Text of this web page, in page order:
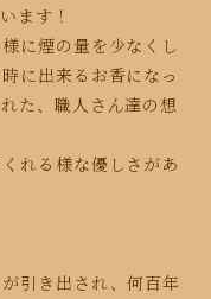
ます！
に煙の量を少なくし
に出来るお香になっ
た、 職人さん達の想
れる様な優しさがあ
引き出され、何百年